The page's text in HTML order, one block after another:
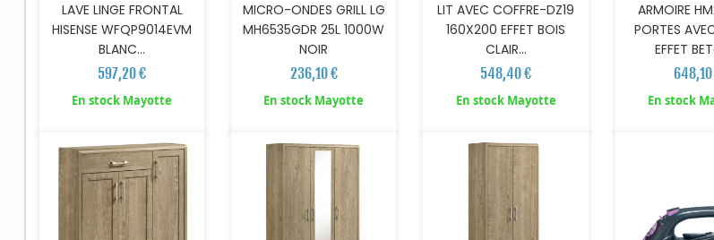
LAVE LINGE FRONTAL
HISENSE WFQP9014EVM
BLANC...
597,20 €
En stock Mayotte
MICRO-ONDES GRILL LG
MH6535GDR 25L 1000W
NOIR
236,10 €
En stock Mayotte
LIT AVEC COFFRE-DZ19
160X200 EFFET BOIS
CLAIR...
548,40 €
En stock Mayotte
ARMOIRE
PORTES
EFFET
En stock
AJOUTER AU PANIER AJOUTER AU PANIER AJOUTER AU PANIER AJOUTER